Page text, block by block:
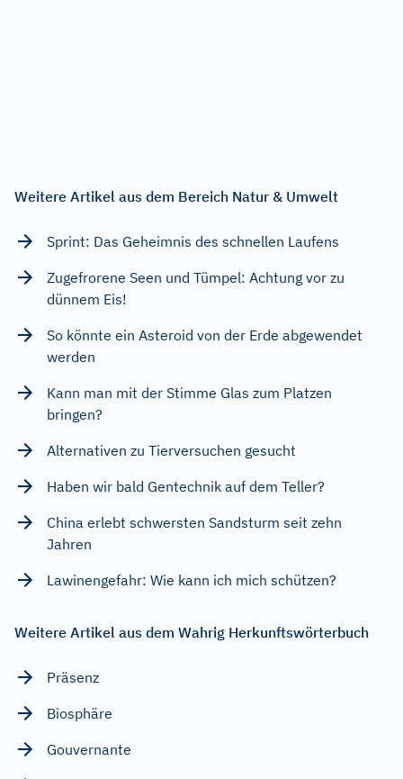
Weitere Artikel aus dem Bereich Natur & Umwelt
Sprint: Das Geheimnis des schnellen Laufens
Zugefrorene Seen und Tümpel: Achtung vor zu
dünnem Eis!
So könnte ein Asteroid von der Erde abgewendet
werden
Kann man mit der Stimme Glas zum Platzen
bringen?
Alternativen zu Tierversuchen gesucht
Haben wir bald Gentechnik auf dem Teller?
China erlebt schwersten Sandsturm seit zehn
Jahren
Lawinengefahr: Wie kann ich mich schützen?
Weitere Artikel aus dem Wahrig Herkunftswörterbuch
Präsenz
Biosphäre
Gouvernante